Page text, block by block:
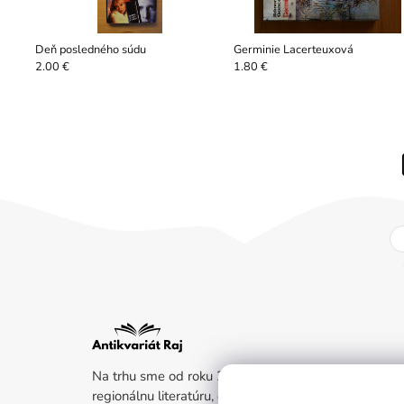
Deň posledného súdu
2.00 €
Germinie Lacerteuxová
1.80 €
Na trhu sme od roku 2011. Kladieme dôraz na
regionálnu literatúru, dejiny a životný štýl. Ak ste